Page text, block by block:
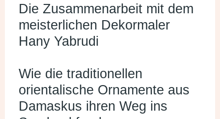
Die Zusammenarbeit mit dem
meisterlichen Dekormaler
Hany Yabrudi
Wie die traditionellen
orientalische Ornamente aus
Damaskus ihren Weg ins